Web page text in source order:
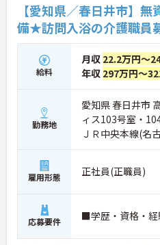
【愛知県／春日井市】
備★訪問入浴の介護職員
給料
月収 22.2万円～
年収 297万円～
勤務地
愛知県 春日井市
ィス103号室・
ＪＲ中央本線(名
駅」バス・車5分
雇用形態 正社員(正職員)
応募要件 ■学歴・資格・経